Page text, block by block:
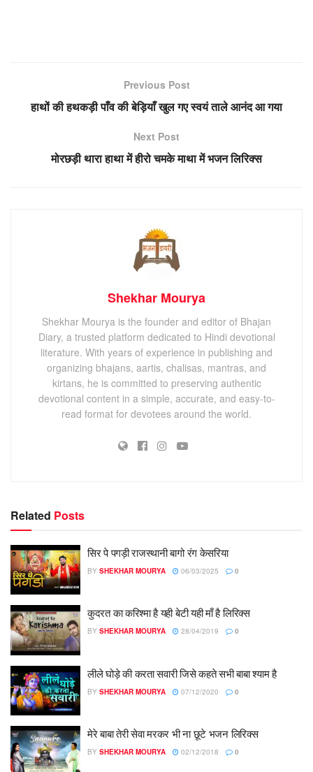
Previous Post
हाथों की हथकड़ी पाँव की बेड़ियाँ खुल गए स्वयं ताले आनंद आ गया
Next Post
मोरछड़ी थारा हाथा में हीरो चमके माथा में भजन लिरिक्स
Shekhar Mourya
Shekhar Mourya is the founder and editor of Bhajan
Diary, a trusted platform dedicated to Hindi devotional
literature. With years of experience in publishing and
organizing bhajans, aartis, chalisas, mantras, and
kirtans, he is committed to preserving authentic
devotional content in a simple, accurate, and easy-to-
read format for devotees around the world.
Related Posts
सिर पे पगड़ी राजस्थानी बागो रंग केसरिया
BY SHEKHAR MOURYA 06/03/2025 0
कुदरत का करिश्मा है यही बेटी यही माँ है लिरिक्स
BY SHEKHAR MOURYA 28/04/2019 0
लीले घोड़े की करता सवारी जिसे कहते सभी बाबा श्याम है
BY SHEKHAR MOURYA 07/12/2020 0
मेरे बाबा तेरी सेवा मरकर भी ना छूटे भजन लिरिक्स
BY SHEKHAR MOURYA 02/12/2018 0